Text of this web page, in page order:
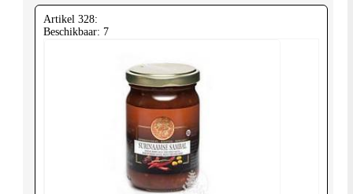
Artikel 328:
Beschikbaar: 7